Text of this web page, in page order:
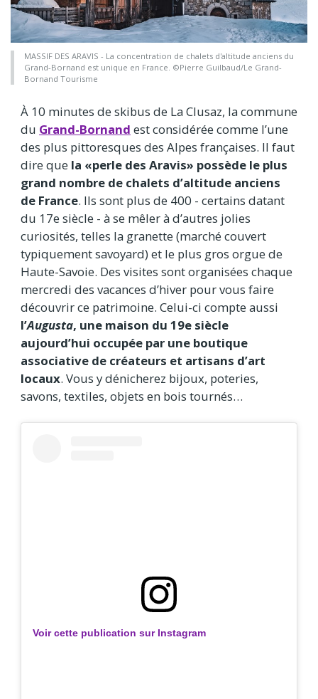
MASSIF DES ARAVIS - La concentration de chalets d'altitude anciens du
Grand-Bornand est unique en France. ©Pierre Guilbaud/Le Grand-
Bornand Tourisme
À 10 minutes de skibus de La Clusaz, la commune
du Grand-Bornand est considérée comme l’une
des plus pittoresques des Alpes françaises. Il faut
dire que la «perle des Aravis» possède le plus
grand nombre de chalets d’altitude anciens
de France. Ils sont plus de 400 - certains datant
du 17e siècle - à se mêler à d’autres jolies
curiosités, telles la granette (marché couvert
typiquement savoyard) et le plus gros orgue de
Haute-Savoie. Des visites sont organisées chaque
mercredi des vacances d’hiver pour vous faire
découvrir ce patrimoine. Celui-ci compte aussi
l’Augusta, une maison du 19e siècle
aujourd’hui occupée par une boutique
associative de créateurs et artisans d’art
locaux. Vous y dénicherez bijoux, poteries,
savons, textiles, objets en bois tournés…
Voir cette publication sur Instagram